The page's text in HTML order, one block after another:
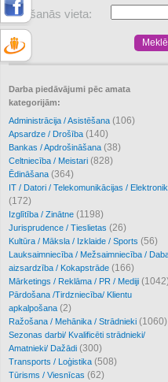
Atrašanās vieta:
Darba piedāvājumi pēc amata
kategorijām:
Administrācija / Asistēšana (106)
Apsardze / Drošība (140)
Bankas / Apdrošināšana (38)
Celtniecība / Meistari (828)
Ēdināšana (364)
IT / Datori / Telekomunikācijas /
(172)
Izglītība / Zinātne (1198)
Jurisprudence / Tieslietas (26)
Kultūra / Māksla / Izklaide / Sports (56)
Lauksaimniecība / Mežsaimniecība /
aizsardzība / Kokapstrāde (166)
Mārketings / Reklāma / PR / Mediji
Pārdošana /Tirdzniecība/ Klientu
apkalpošana (2)
Ražošana / Mehānika / Strādnieki (1060)
Sezonas darbi/ Kvalificēti strādnieki/
Amatnieki/ Dažādi (300)
Transports / Loģistika (508)
Tūrisms / Viesnīcas (62)